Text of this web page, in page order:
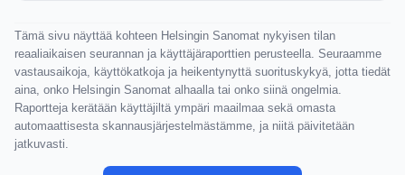
Tämä sivu näyttää kohteen Helsingin Sanomat nykyisen tilan
reaaliaikaisen seurannan ja käyttäjäraporttien perusteella. Seuraamme
vastausaikoja, käyttökatkoja ja heikentynyttä suorituskykyä, jotta tiedät
aina, onko Helsingin Sanomat alhaalla tai onko siinä ongelmia.
Raportteja kerätään käyttäjiltä ympäri maailmaa sekä omasta
automaattisesta skannausjärjestelmästämme, ja niitä päivitetään
jatkuvasti.